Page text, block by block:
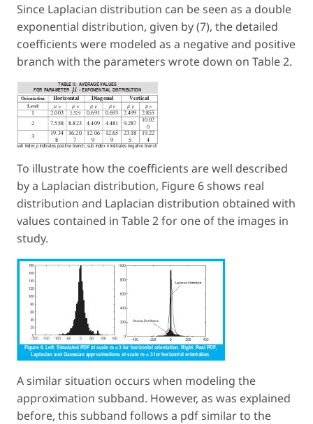
Since Laplacian distribution can be seen as a double
exponential distribution, given by (7), the detailed
coefficients were modeled as a negative and positive
branch with the parameters wrote down on Table 2.
To illustrate how the coefficients are well described
by a Laplacian distribution, Figure 6 shows real
distribution and Laplacian distribution obtained with
values contained in Table 2 for one of the images in
study.
A similar situation occurs when modeling the
approximation subband. However, as was explained
before, this subband follows a pdf similar to the